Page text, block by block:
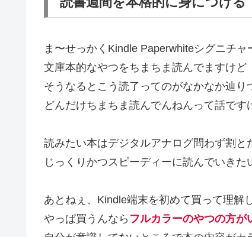
ま〜せっかくKindle Paperwhiteシグニチ
文庫本的なやつをちまちま読んでますけど
そうなるとこう読了ってのがなかなか辿り
どんだけちまちま読んでんねんって話です
読みたい本はデジタルアナログ問わず割と
じっくりかつスピーディーに読んでいきた
あとねぇ、Kindle端末を初めて買って理解
やっぱ買うんなら フルカラーのやつの方が